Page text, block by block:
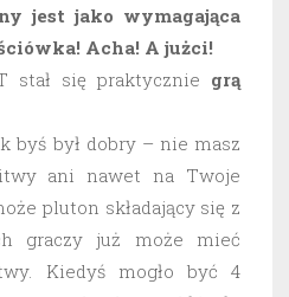
jest jako wymagająca
Acha! A jużci!
stał się praktycznie grą
byś był dobry – nie masz
ani nawet na Twoje
pluton składający się z
graczy już może mieć
Kiedyś mogło być 4